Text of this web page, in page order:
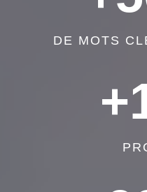
DE MOTS